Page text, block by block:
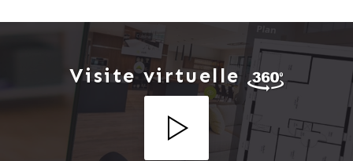
Il est idéalement située au centre ville de Thann
avec ses nombreux commerces et ses commodités,
écoles, supermarché, boulangerie, bureau de tabac,
Visite sur rendez-vous avec votre mandataire
indépendant en immobilier, Jonathan Gubello.
Visite virtuelle